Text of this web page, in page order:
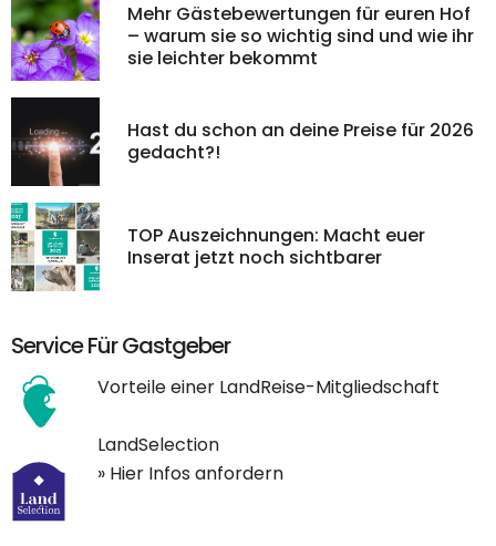
Mehr Gästebewertungen für euren Hof
– warum sie so wichtig sind und wie ihr
sie leichter bekommt
Hast du schon an deine Preise für 2026
gedacht?!
TOP Auszeichnungen: Macht euer
Inserat jetzt noch sichtbarer
Service Für Gastgeber
Vorteile einer LandReise-Mitgliedschaft
LandSelection
» Hier Infos anfordern